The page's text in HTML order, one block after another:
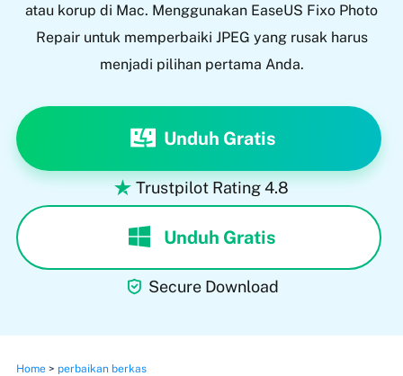
atau korup di Mac. Menggunakan EaseUS Fixo Photo
Repair untuk memperbaiki JPEG yang rusak harus
menjadi pilihan pertama Anda.
Unduh Gratis
 Trustpilot Rating 4.8
Unduh Gratis
 Secure Download
Home> perbaikan berkas